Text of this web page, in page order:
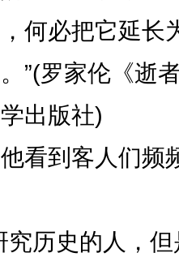
何必把它延长
”(罗家伦《逝
出版社)
到客人们频
历史的人，但